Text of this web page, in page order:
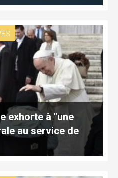
exhorte à "une
au service de